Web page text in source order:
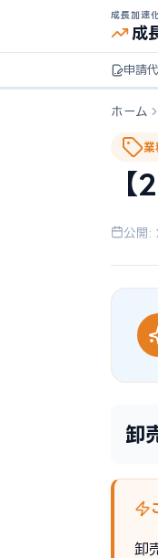
成長加速
成
申請
ホーム
業
公開:
卸
卸